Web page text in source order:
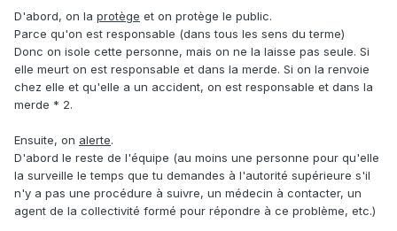
D'abord, on la protège et on protège le public.
Parce qu'on est responsable (dans tous les sens du terme)
Donc on isole cette personne, mais on ne la laisse pas seule. Si
elle meurt on est responsable et dans la merde. Si on la renvoie
chez elle et qu'elle a un accident, on est responsable et dans la
merde * 2.
Ensuite, on alerte.
D'abord le reste de l'équipe (au moins une personne pour qu'elle
la surveille le temps que tu demandes à l'autorité supérieure s'il
n'y a pas une procédure à suivre, un médecin à contacter, un
agent de la collectivité formé pour répondre à ce problème, etc.)